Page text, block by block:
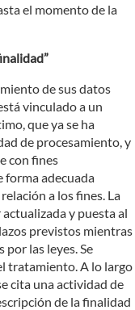
el momento de la
de sus datos
vinculado a un
que ya se ha
de procesamiento, y
con fines
forma adecuada
a los fines. La
y puesta al
previstos mientras
las leyes. Se
tratamiento. A lo largo
cita una actividad de
de la finalidad